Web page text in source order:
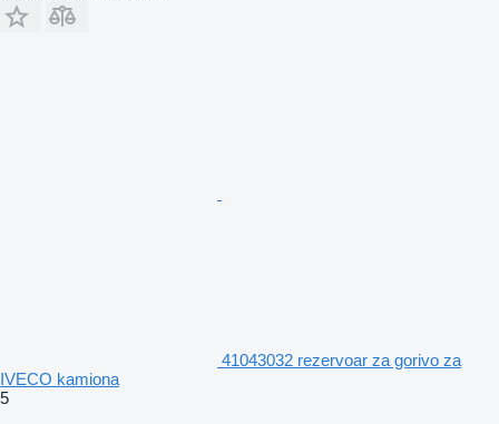
41043032 rezervoar za gorivo za
IVECO kamiona
5